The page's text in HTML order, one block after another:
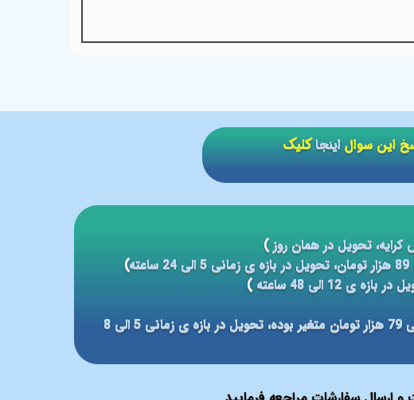
تحویل در همان روز)
)
ی 12 الی 48 ساعته
)
مبلغ ارسال بر مبنای شهر مقصد بین 59 الی 79 هزار تومان متغیر بوده، تحویل در بازه ی زمانی 5 الی 8
این سوالاینجاکلیک